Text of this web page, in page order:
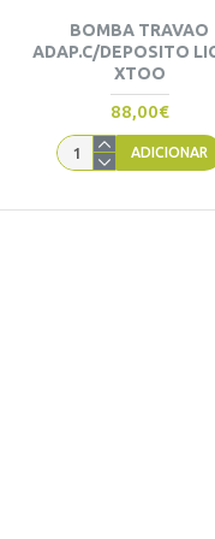
BOMBA TRAVAO
ADAP.C/DEPOSITO
XTOO
88,00€
ADICIONAR